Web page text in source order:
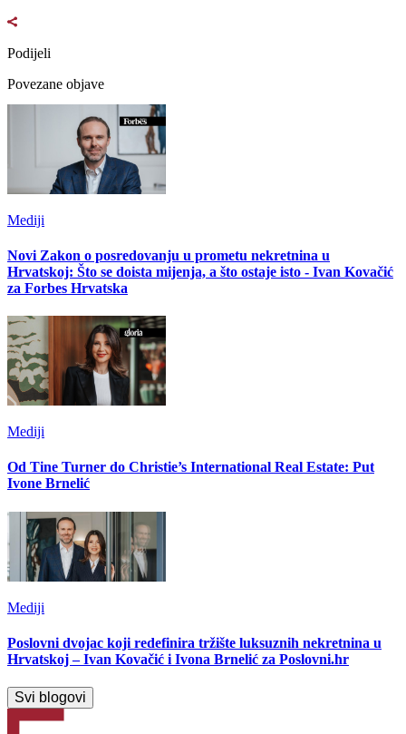
Podijeli
Povezane objave
Mediji
Novi Zakon o posredovanju u prometu nekretnina u
Hrvatskoj: Što se doista mijenja, a što ostaje isto - Ivan Kovačić
za Forbes Hrvatska
Mediji
Od Tine Turner do Christie’s International Real Estate: Put
Ivone Brnelić
Mediji
Poslovni dvojac koji redefinira tržište luksuznih nekretnina u
Hrvatskoj – Ivan Kovačić i Ivona Brnelić za Poslovni.hr
Svi blogovi